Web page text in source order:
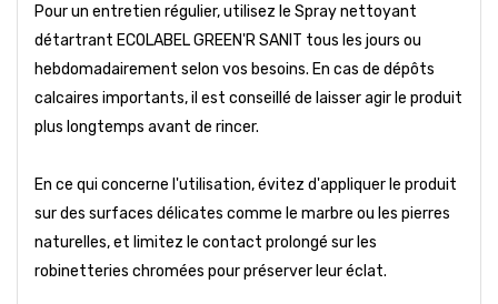
Pour un entretien régulier, utilisez le Spray nettoyant
détartrant ECOLABEL GREEN'R SANIT tous les jours ou
hebdomadairement selon vos besoins. En cas de dépôts
calcaires importants, il est conseillé de laisser agir le produit
plus longtemps avant de rincer.
En ce qui concerne l'utilisation, évitez d'appliquer le produit
sur des surfaces délicates comme le marbre ou les pierres
naturelles, et limitez le contact prolongé sur les
robinetteries chromées pour préserver leur éclat.